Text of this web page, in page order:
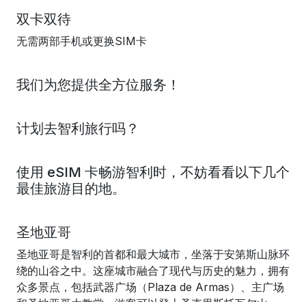
双卡双待
无需两部手机或更换SIM卡
我们为您提供全方位服务！
计划去智利旅行吗？
使用 eSIM 卡畅游智利时，不妨看看以下几个
最佳旅游目的地。
圣地亚哥
圣地亚哥是智利的首都和最大城市，坐落于安第斯山脉环
绕的山谷之中。这座城市融合了现代与历史的魅力，拥有
众多景点，包括武器广场（Plaza de Armas）、主广场